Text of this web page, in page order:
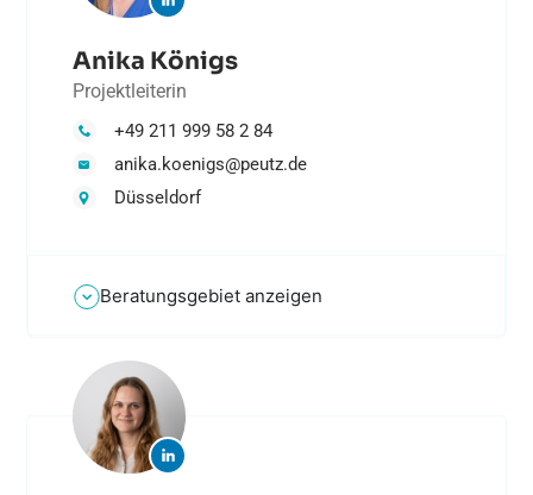
Anika Königs
Projektleiterin
+49 211 999 58 2 84
anika.koenigs@peutz.de
Düsseldorf
Beratungsgebiet anzeigen